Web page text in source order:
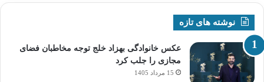
نوشته های تازه
عکس خانوادگی بهزاد خلج توجه مخاطبان فضای
مجازی را جلب کرد
15 مرداد 1405